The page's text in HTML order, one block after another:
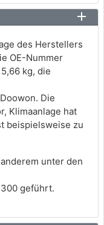
des Herstellers
OE-Nummer
kg, die
Die
Klimaanlage hat
beispielsweise zu
unter den
geführt.